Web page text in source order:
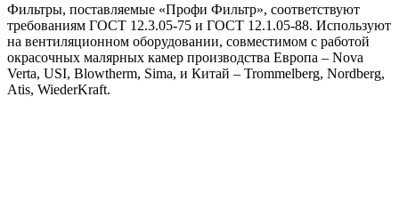
Фильтры, поставляемые «Профи Фильтр», соответствуют
требованиям ГОСТ 12.3.05-75 и ГОСТ 12.1.05-88. Используют
на вентиляционном оборудовании, совместимом с работой
окрасочных малярных камер производства Европа – Nova
Verta, USI, Blowtherm, Sima, и Китай – Trommelberg, Nordberg,
Atis, WiederKraft.